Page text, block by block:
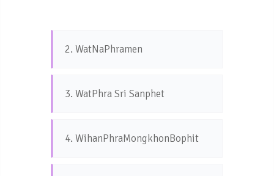
2. WatNaPhramen
3. WatPhra Sri Sanphet
4. WihanPhraMongkhonBophit